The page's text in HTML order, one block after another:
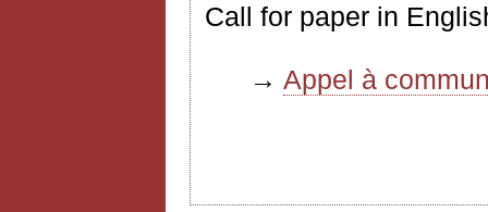
Call for paper in
→ Appel à